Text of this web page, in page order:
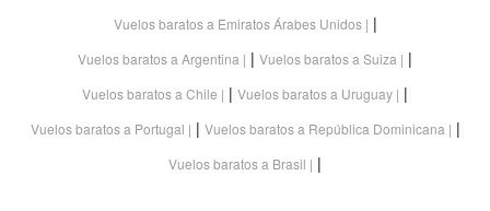
Vuelos baratos a Emiratos Árabes Unidos |
Vuelos baratos a Argentina | Vuelos baratos a Suiza |
Vuelos baratos a Chile | Vuelos baratos a Uruguay |
Vuelos baratos a Portugal | Vuelos baratos a República Dominicana |
Vuelos baratos a Brasil |